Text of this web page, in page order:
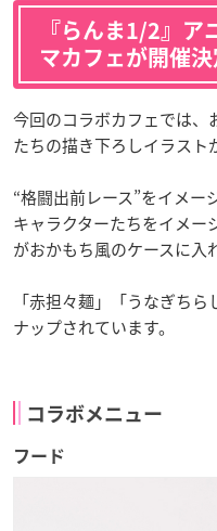
『らんま1/2』ア
マカフェが開催決
今回のコラボカフェでは、
たちの描き下ろしイラスト
“格闘出前レース”をイメー
キャラクターたちをイメー
がおかもち風のケースに入
「赤担々麺」「うなぎち
ナップされています。
コラボメニュー
フード